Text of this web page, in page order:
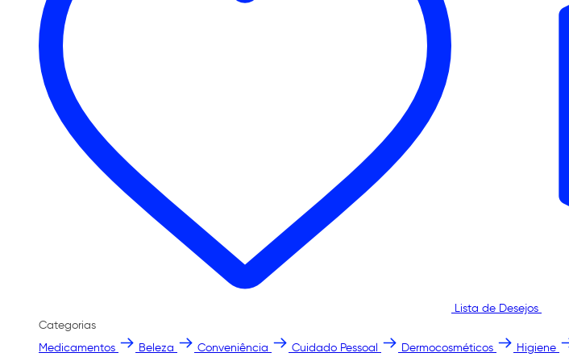
Lista de Desejos
Categorias
Medicamentos
Beleza Conveniência Cuidado Pessoal Dermocosméticos Higiene